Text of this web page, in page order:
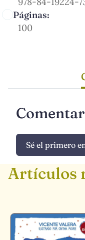
Páginas:
100
Sé el primero
Artículos